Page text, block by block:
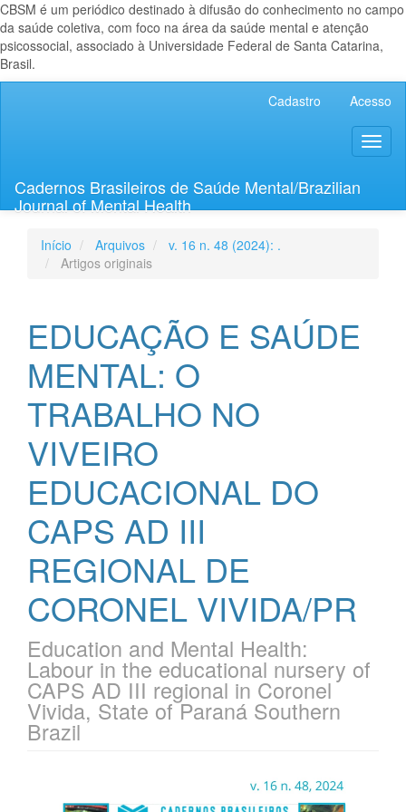
CBSM é um periódico destinado à difusão do conhecimento no campo
da saúde coletiva, com foco na área da saúde mental e atenção
psicossocial, associado à Universidade Federal de Santa Catarina,
Brasil.
Lateral
Cadastro Acesso
Cadernos Brasileiros de Saúde Mental/Brazilian
Journal of Mental Health
Início Arquivos
v. 16 n. 48 (2024): .
Artigos originais
EDUCAÇÃO E SAÚDE
MENTAL: O
TRABALHO NO
VIVEIRO
EDUCACIONAL DO
CAPS AD III
REGIONAL DE
CORONEL VIVIDA/PR
Education and Mental Health:
Labour in the educational nursery of
CAPS AD III regional in Coronel
Vivida, State of Paraná Southern
Brazil